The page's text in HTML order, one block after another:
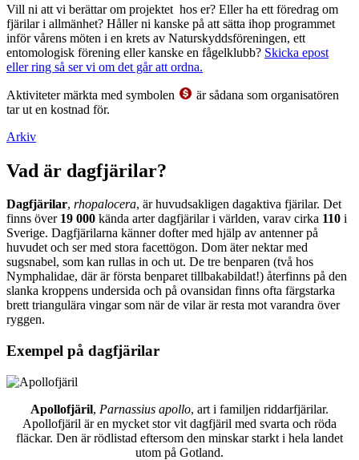
Vill ni att vi berättar om projektet hos er? Eller ha ett föredrag om
fjärilar i allmänhet? Håller ni kanske på att sätta ihop programmet
inför vårens möten i en krets av Naturskyddsföreningen, ett
entomologisk förening eller kanske en fågelklubb? Skicka epost
eller ring så ser vi om det går att ordna.
Aktiviteter märkta med symbolen
är sådana som organisatören
tar ut en kostnad för.
Arkiv
Vad är dagfjärilar?
Dagfjärilar, rhopalocera, är huvudsakligen dagaktiva fjärilar. Det
finns över 19 000 kända arter dagfjärilar i världen, varav cirka 110 i
Sverige. Dagfjärilarna känner dofter med hjälp av antenner på
huvudet och ser med stora facettögon. Dom äter nektar med
sugsnabel, som kan rullas in och ut. De tre benparen (två hos
Nymphalidae, där är första benparet tillbakabildat!) återfinns på den
slanka kroppens undersida och på ovansidan finns ofta färgstarka
brett triangulära vingar som när de vilar är resta mot varandra över
ryggen.
Exempel på dagfjärilar
Apollofjäril, Parnassius apollo, art i familjen riddarfjärilar.
Apollofjäril är en mycket stor vit dagfjäril med svarta och röda
fläckar. Den är rödlistad eftersom den minskar starkt i hela landet
utom på Gotland.